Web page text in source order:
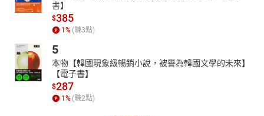
．從事自己熱愛的興趣，小小抽離一下
．在生活中積累福報，善緣自然會來幫助你
無論你是照顧者或準照顧者，甚至是遇上人生難關的所有人，都能
藉由本書獲得支持與力量。想逃跑並不可恥，不逃跑更需要勇氣，
在漫漫長路上，你永遠不孤單。
【陪伴推薦】（依姓氏筆畫排列）
書】
$385
1 % (賺3點)
5
本物【韓國現象級暢銷小說，被譽為韓國文學的未來】
【電子書】
$287
1 % (賺2點)